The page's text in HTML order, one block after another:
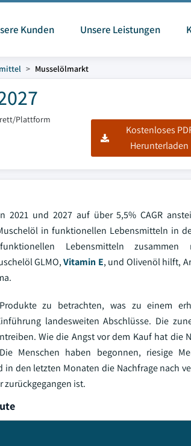
Kunden Unsere Leistungen
Musselölmarkt
Plattform
Kostenloses
Herunterladen
und 2027 auf über 5,5% CAGR
in funktionellen Lebensmitteln in
Lebensmitteln zusammen
GLMO,Vitamin E, und Olivenöl hilft,
zu betrachten, was zu einem
landesweiten Abschlüsse. Die
Wie die Angst vor dem Kauf hat die
Menschen haben begonnen, riesige
den letzten Monaten die Nachfrage nach
zurückgegangen ist.